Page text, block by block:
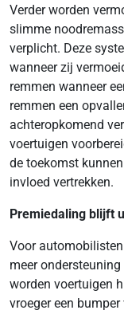
Verder worden
slimme
verplicht. Deze
wanneer zij
remmen wanneer
remmen een
achteropkomend
voertuigen
de toekomst
invloed vertrekken.
Premiedaling blijft
Voor
meer
worden voertuigen
vroeger een